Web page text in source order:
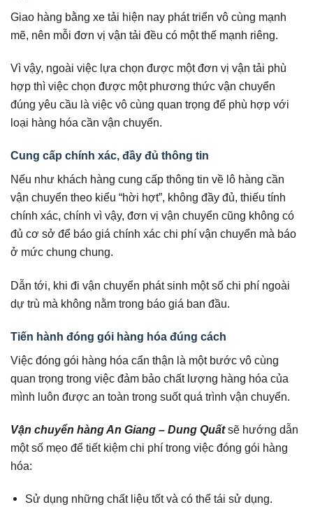
Giao hàng bằng xe tải hiện nay phát triển vô cùng mạnh
mẽ, nên mỗi đơn vị vận tải đều có một thế mạnh riêng.
Vì vậy, ngoài việc lựa chọn được một đơn vị vận tải phù
hợp thì việc chọn được một phương thức vận chuyển
đúng yêu cầu là việc vô cùng quan trọng để phù hợp với
loại hàng hóa cần vận chuyển.
Cung cấp chính xác, đầy đủ thông tin
Nếu như khách hàng cung cấp thông tin về lô hàng cần
vận chuyển theo kiểu “hời hợt”, không đầy đủ, thiếu tính
chính xác, chính vì vậy, đơn vị vận chuyển cũng không có
đủ cơ sở để báo giá chính xác chi phí vận chuyển mà báo
ở mức chung chung.
Dẫn tới, khi đi vận chuyển phát sinh một số chi phí ngoài
dự trù mà không nằm trong báo giá ban đầu.
Tiến hành đóng gói hàng hóa đúng cách
Việc đóng gói hàng hóa cẩn thận là một bước vô cùng
quan trọng trong việc đảm bảo chất lượng hàng hóa của
mình luôn được an toàn trong suốt quá trình vận chuyển.
Vận chuyển hàng An Giang – Dung Quấtsẽ hướng dẫn
một số mẹo để tiết kiệm chi phí trong việc đóng gói hàng
hóa:
Sử dụng những chất liệu tốt và có thể tái sử dụng.